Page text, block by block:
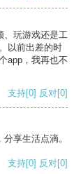
、玩游戏还是工
以前出差的时
app，我再也不
支持[0] 反对[0]
享生活点滴。
支持[0] 反对[0]